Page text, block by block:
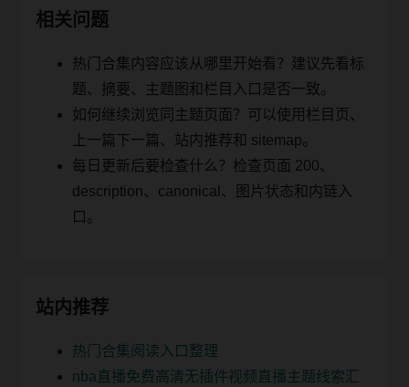
相关问题
热门合集内容应该从哪里开始看？建议先看标
题、摘要、主题图和栏目入口是否一致。
如何继续浏览同主题页面？可以使用栏目页、
上一篇下一篇、站内推荐和 sitemap。
每日更新后要检查什么？检查页面 200、
description、canonical、图片状态和内链入
口。
站内推荐
热门合集阅读入口整理
nba直播免费高清无插件视频直播主题线索汇